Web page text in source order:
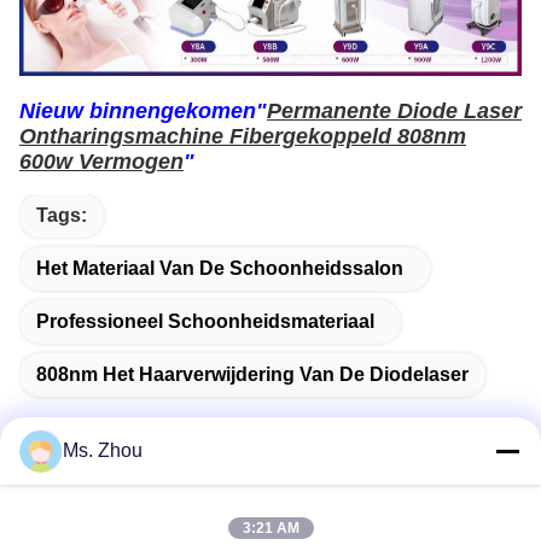
Nieuw binnengekomen"Permanente Diode Laser
Ontharingsmachine Fibergekoppeld 808nm
600w Vermogen"
Tags:
Het Materiaal Van De Schoonheidssalon
Professioneel Schoonheidsmateriaal
808nm Het Haarverwijdering Van De Diodelaser
Ms. Zhou
3:21 AM